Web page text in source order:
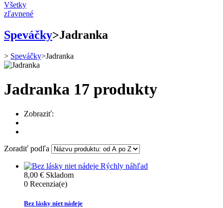
Všetky
zľavnené
Speváčky>Jadranka
> Speváčky>Jadranka
Jadranka 17 produkty
Zobraziť:
Zoradiť podľa
Rýchly náhľad
8,00 € Skladom
0 Recenzia(e)
Bez lásky niet nádeje